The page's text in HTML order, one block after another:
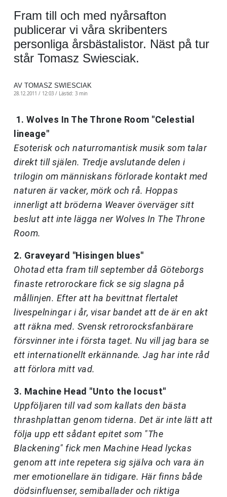
Fram till och med nyårsafton
publicerar vi våra skribenters
personliga årsbästalistor. Näst på tur
står Tomasz Swiesciak.
AV TOMASZ SWIESCIAK
28.12.2011 / 12:03 / Lästid: 3 min
1. Wolves In The Throne Room "Celestial
lineage"
Esoterisk och naturromantisk musik som talar
direkt till själen. Tredje avslutande delen i
trilogin om människans förlorade kontakt med
naturen är vacker, mörk och rå. Hoppas
innerligt att bröderna Weaver överväger sitt
beslut att inte lägga ner Wolves In The Throne
Room.
2. Graveyard "Hisingen blues"
Ohotad etta fram till september då Göteborgs
finaste retrorockare fick se sig slagna på
mållinjen. Efter att ha bevittnat flertalet
livespelningar i år, visar bandet att de är en akt
att räkna med. Svensk retrorocksfanbärare
försvinner inte i första taget. Nu vill jag bara se
ett internationellt erkännande. Jag har inte råd
att förlora mitt vad.
3. Machine Head "Unto the locust"
Uppföljaren till vad som kallats den bästa
thrashplattan genom tiderna. Det är inte lätt att
följa upp ett sådant epitet som "The
Blackening" fick men Machine Head lyckas
genom att inte repetera sig själva och vara än
mer emotionellare än tidigare. Här finns både
dödsinfluenser, semiballader och riktiga